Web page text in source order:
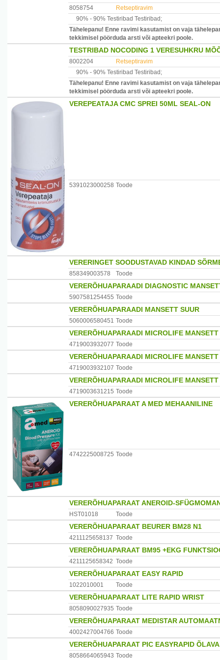
8058754
Retseptiravim
90% - 90% Testiribad Testiribad ;
Tähelepanu! Enne ravimi kasutamist on vaja
tekkimisel pöörduda arsti või apteekri poole.
TESTRIBAD NOCODING 1 VERESUHKRU
8002204
Retseptiravim
90% - 90% Testiribad Testiribad ;
Tähelepanu! Enne ravimi kasutamist on vaja
tekkimisel pöörduda arsti või apteekri poole.
VEREPEATAJA CMC SPREI 50ML SEAL-ON
5391023000258 Toode
VERERINGET SOODUSTAVAD KINDAD
858349003578 Toode
VERERÕHUAPARAADI DIAGNOSTIC
5907581254455 Toode
VERERÕHUAPARAADI MANSETT SUUR
5060006580451 Toode
VERERÕHUAPARAADI MICROLIFE
4719003932077 Toode
VERERÕHUAPARAADI MICROLIFE
4719003932107 Toode
VERERÕHUAPARAADI MICROLIFE
4719003631215 Toode
VERERÕHUAPARAAT A MED MEHAANILINE
4742225008725 Toode
VERERÕHUAPARAAT ANEROID-
HST01018 Toode
VERERÕHUAPARAAT BEURER BM28 N1
4211125658137 Toode
VERERÕHUAPARAAT BM95 +EKG
4211125658342 Toode
VERERÕHUAPARAAT EASY RAPID
1022010001 Toode
VERERÕHUAPARAAT LITE RAPID WRIST
8058090027935 Toode
VERERÕHUAPARAAT MEDISTAR
4002427004766 Toode
VERERÕHUAPARAAT PIC EASYRAPID
8058664065943 Toode